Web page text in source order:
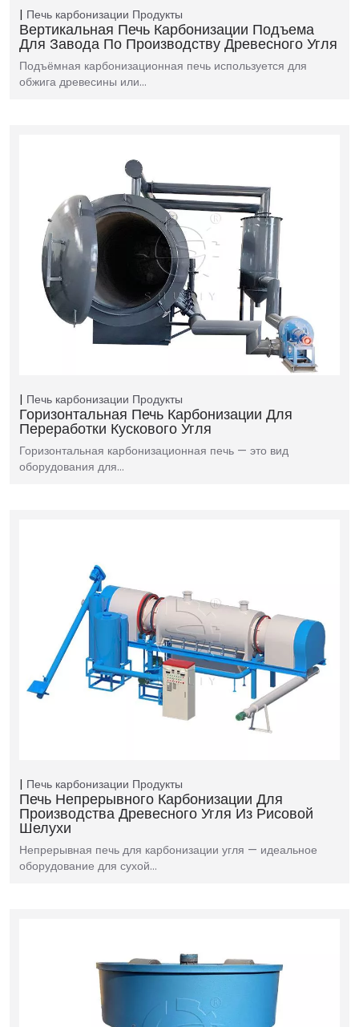
Печь карбонизации Продукты
Вертикальная Печь Карбонизации Подъема
Для Завода По Производству Древесного Угля
Подъёмная карбонизационная печь используется для
обжига древесины или…
Печь карбонизации Продукты
Горизонтальная Печь Карбонизации Для
Переработки Кускового Угля
Горизонтальная карбонизационная печь — это вид
оборудования для…
Печь карбонизации Продукты
Печь Непрерывного Карбонизации Для
Производства Древесного Угля Из Рисовой
Шелухи
Непрерывная печь для карбонизации угля — идеальное
оборудование для сухой…